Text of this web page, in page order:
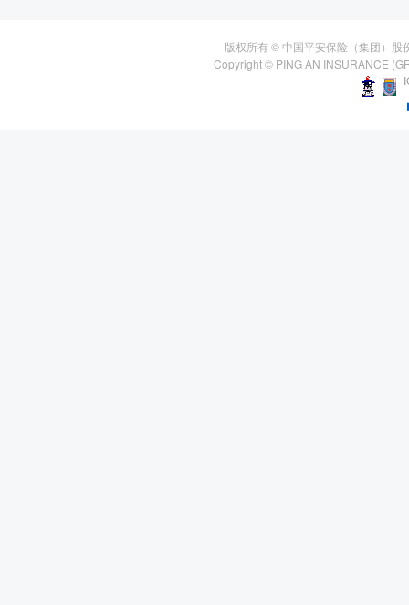
版权所有 © 中国平安保险（集团）股
Copyright © PING AN INSURANCE